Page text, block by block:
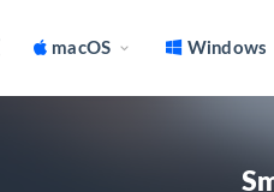
macOS Windows